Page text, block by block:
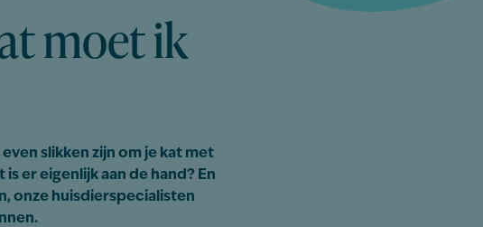
moet ik
slikken zijn om je kat met
er eigenlijk aan de hand? En
onze huisdierspecialisten